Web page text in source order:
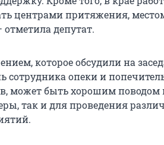
центрами притяжения,
депутат.
которое обсудили на
сотрудника опеки и
может быть хорошим поводом
так и для проведения